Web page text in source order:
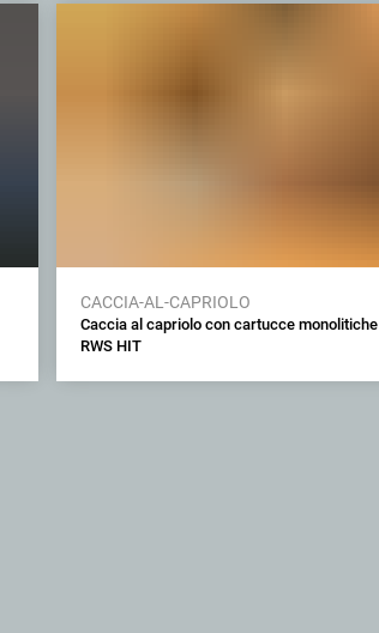
CACCIA-AL-CAPRIOLO
Caccia al capriolo con cartucce monolitiche
RWS HIT